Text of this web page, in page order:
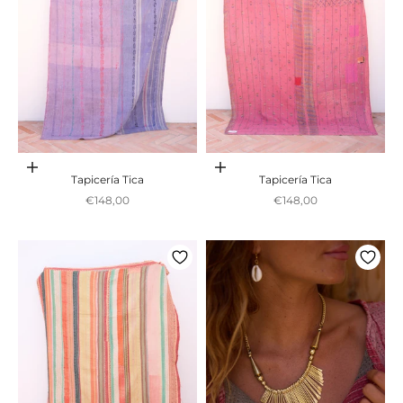
Adicionar ao carrinho
Tapicería Tica
Preço promocional
€148,00
Adicionar ao carrinho
Tapicería Tica
Preço promocional
€148,00